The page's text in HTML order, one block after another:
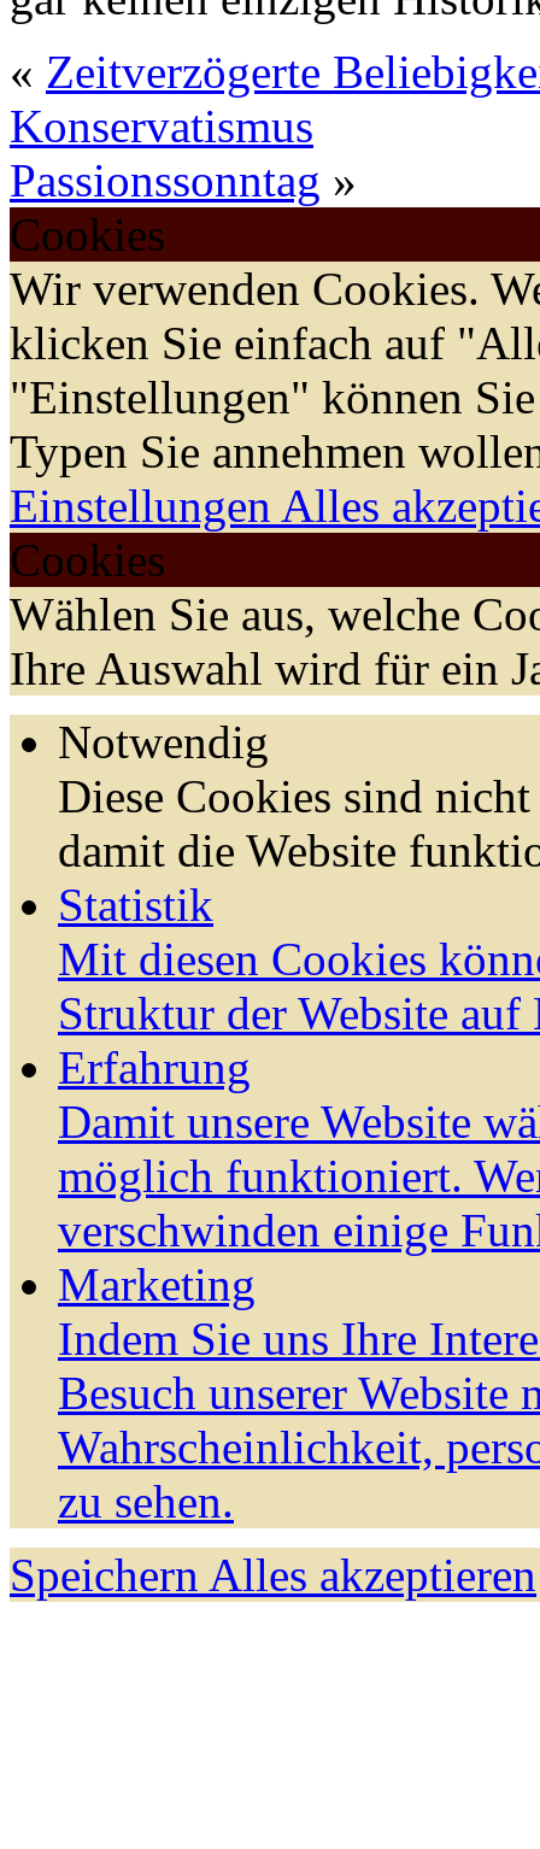
« Zeitverzögerte
Konservatismus
Passionssonntag »
Cookies
Wir verwenden Cookies.
klicken Sie einfach auf
"Einstellungen" können
Typen Sie annehmen
Einstellungen Alles
Cookies
Wählen Sie aus, welche
Ihre Auswahl wird für ein
Notwendig
Diese Cookies sind
damit die Website
Statistik
Mit diesen Cookies
Struktur der Website auf
Erfahrung
Damit unsere Website
möglich funktioniert.
verschwinden einige
Marketing
Indem Sie uns Ihre
Besuch unserer Website
Wahrscheinlichkeit,
zu sehen.
Speichern Alles akzeptieren